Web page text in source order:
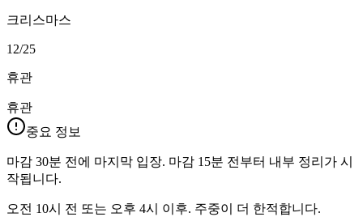
크리스마스
12/25
휴관
휴관
중요 정보
마감 30분 전에 마지막 입장. 마감 15분 전부터 내부 정리가 시
작됩니다.
오전 10시 전 또는 오후 4시 이후. 주중이 더 한적합니다.